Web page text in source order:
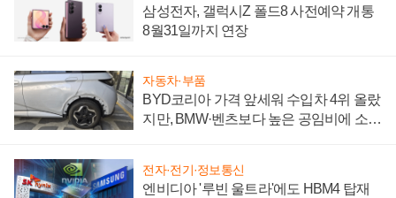
삼성전자, 갤럭시Z 폴드8 사전예약 개통
8월31일까지 연장
자동차·부품
BYD코리아 가격 앞세워 수입차 4위 올랐
지만, BMW·벤츠보다 높은 공임비에 소비
전자·전기·정보통신
엔비디아 '루빈 울트라'에도 HBM4 탑재